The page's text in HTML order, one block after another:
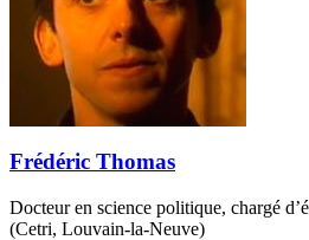
Frédéric Thomas
Docteur en science politique, chargé
(Cetri, Louvain-la-Neuve)